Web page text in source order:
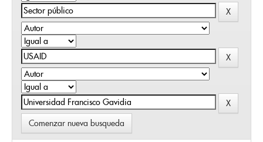
Comenzar nueva busqueda